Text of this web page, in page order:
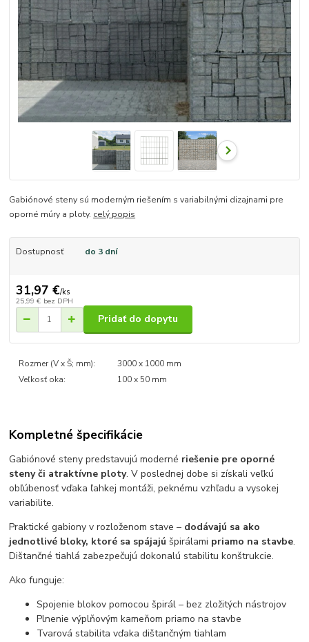
Gabiónové steny sú moderným riešením s variabilnými dizajnami pre
oporné múry a ploty. celý popis
Dostupnosť do 3 dní
31,97 €/ks
25,99 € bez DPH
Pridať do dopytu
Rozmer (V x Š; mm):
3000 x 1000 mm
Veľkosť oka:
100 x 50 mm
Kompletné špecifikácie
Gabiónové steny predstavujú moderné riešenie pre oporné
steny či atraktívne ploty. V poslednej dobe si získali veľkú
obľúbenosť vďaka ľahkej montáži, peknému vzhľadu a vysokej
variabilite.
Praktické gabiony v rozloženom stave – dodávajú sa ako
jednotlivé bloky, ktoré sa spájajú špirálami priamo na stavbe.
Dištančné tiahlá zabezpečujú dokonalú stabilitu konštrukcie.
Ako funguje:
Spojenie blokov pomocou špirál – bez zložitých nástrojov
Plnenie výplňovým kameňom priamo na stavbe
Tvarová stabilita vďaka dištančným tiahlam